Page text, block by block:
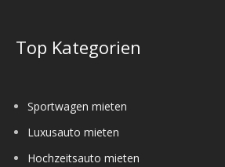
Top Kategorien
Sportwagen mieten
Luxusauto mieten
Hochzeitsauto mieten